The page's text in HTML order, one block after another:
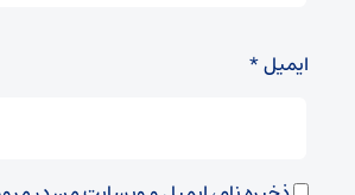
ایمیل*